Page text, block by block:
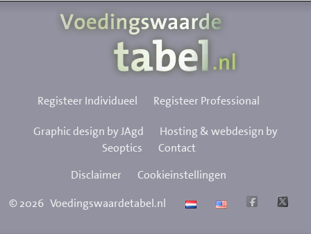
Registeer Individueel Registeer Professional
Graphic design by JAgd
Hosting & webdesign by
Seoptics
Contact
Disclaimer
Cookieinstellingen
©2026 Voedingswaardetabel.nl